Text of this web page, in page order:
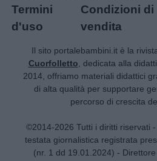
Termini
d'uso
Condizioni di
vendita
Il sito portalebambini.it è la
Cuorfolletto , dedicata alla
2014, offriamo materiali didattici
di alta qualità per supportare
percorso di crescita
©2014-2026 Tutti i diritti riservati
testata giornalistica registrata
(nr. 1 dd 19.01.2024) -